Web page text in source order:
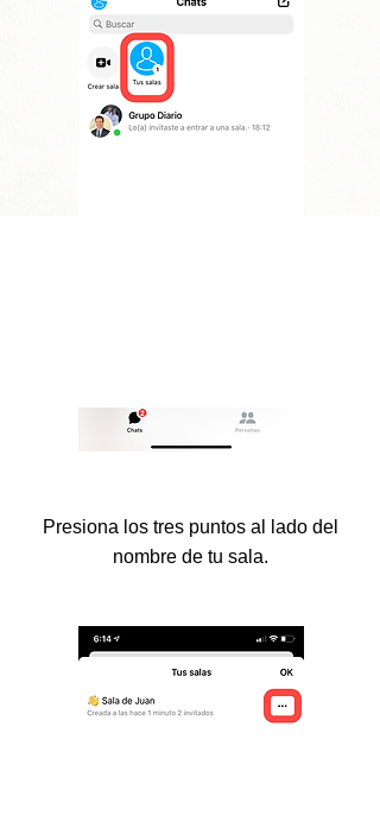
Presiona los tres puntos al lado del
nombre de tu sala.